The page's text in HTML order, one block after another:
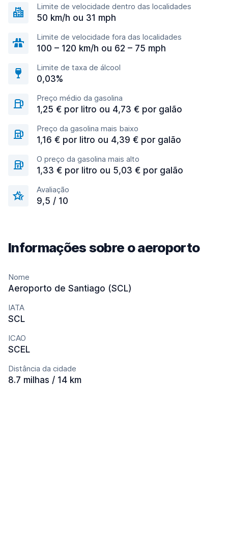
Limite de velocidade dentro das localidades
50 km/h ou 31 mph
Limite de velocidade fora das localidades
100 – 120 km/h ou 62 – 75 mph
Limite de taxa de álcool
0,03%
Preço médio da gasolina
1,25 € por litro ou 4,73 € por galão
Preço da gasolina mais baixo
1,16 € por litro ou 4,39 € por galão
O preço da gasolina mais alto
1,33 € por litro ou 5,03 € por galão
Avaliação
9,5 / 10
Informações sobre o aeroporto
Nome
Aeroporto de Santiago (SCL)
IATA
SCL
ICAO
SCEL
Distância da cidade
8.7 milhas / 14 km